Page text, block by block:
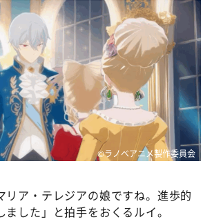
©ラノベアニメ製作委員会
リア・テレジアの娘ですね。進歩的
した」と拍手をおくるルイ。